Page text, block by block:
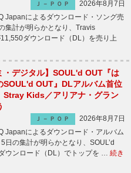
Ｊ－ＰＯＰ
2026年8月7日
Japanによるダウンロード・ソング売
集計が明らかとなり、Travis
ダウンロード（DL）を売り上
・デジタル】SOUL'd OUT『は
SOUL'd OUT』DLアルバム首位
Kids／アリアナ・グラン
Ｊ－ＰＯＰ
2026年8月7日
Japanによるダウンロード・アルバム
の集計が明らかとなり、SOUL’d
ウンロード（DL）でトップを … 続き